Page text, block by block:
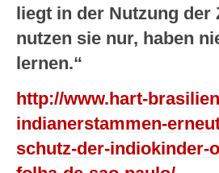
liegt in der Nutzung
nutzen sie nur, haben
lernen.“
http://www.hart-
indianerstammen-
schutz-der-indiokinder-